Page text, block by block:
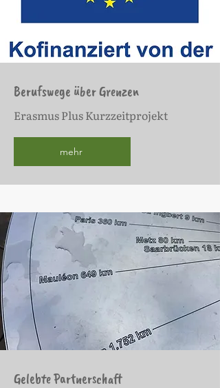
Berufswege über Grenzen
Erasmus Plus Kurzzeitprojekt
mehr
Gelebte Partnerschaft